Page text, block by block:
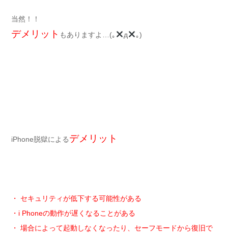
当然！！
デメリット もありますよ…(｡ д ｡)
iPhone脱獄によるデメリット
・ セキュリティが低下する可能性がある
・i Phoneの動作が遅くなることがある
・ 場合によって起動しなくなったり、セーフモードから復旧で